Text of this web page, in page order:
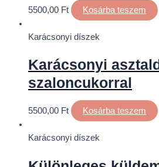
5500,00 Ft Kosárba teszem
Karácsonyi díszek
Karácsonyi
szaloncukorral
5500,00 Ft Kosárba teszem
Karácsonyi díszek